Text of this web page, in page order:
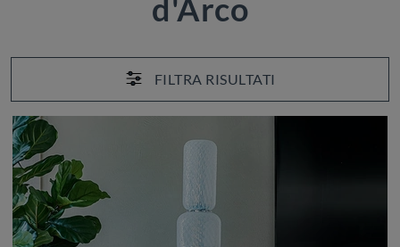
d'Arco
FILTRA RISULTATI